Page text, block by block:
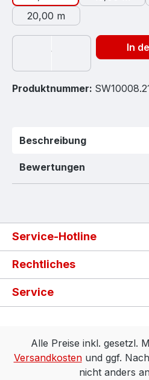
20,00 m
In
Produktnummer:
Beschreibung
Bewertungen
Service-Hotline
Rechtliches
Service
Alle Preise inkl. gesetzl.
Versandkostenund ggf.
nicht anders